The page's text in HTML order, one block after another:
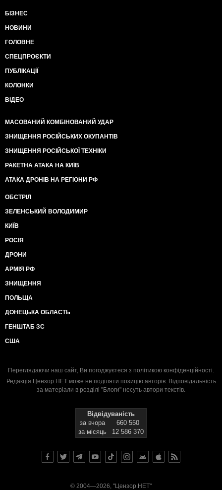
БІЗНЕС
НОВИНИ
ГОЛОВНЕ
СПЕЦПРОЄКТИ
ПУБЛІКАЦІЇ
КОЛОНКИ
ВІДЕО
МАСОВАНИЙ КОМБІНОВАНИЙ УДАР
ЗНИЩЕННЯ РОСІЙСЬКИХ ОКУПАНТІВ
ЗНИЩЕННЯ РОСІЙСЬКОЇ ТЕХНІКИ
РАКЕТНА АТАКА НА КИЇВ
АТАКА ДРОНІВ НА РЕГІОНИ РФ
ОБСТРІЛ
ЗЕЛЕНСЬКИЙ ВОЛОДИМИР
КИЇВ
РОСІЯ
ДРОНИ
АРМІЯ РФ
ЗНИЩЕННЯ
ПОЛЬЩА
ДОНЕЦЬКА ОБЛАСТЬ
ГЕНШТАБ ЗС
США
Переглядаючи наш сайт, Ви погоджуєтеся з політикою конфіденційності.
Редакція Цензор.НЕТ може не поділяти позицію авторів. Відповідальність
за матеріали в розділі "Блоги" несуть автори текстів.
Відвідуваність
за вчора
660 550
за місяць
12 586 370
© 2004—2026, "Цензор.НЕТ"